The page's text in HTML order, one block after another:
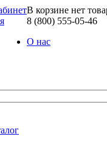
В корзине нет
8 (800) 555-05-46
О нас